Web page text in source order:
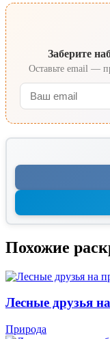
Заберите
Оставьте email —
Похожие
Лесные друзья
Природа